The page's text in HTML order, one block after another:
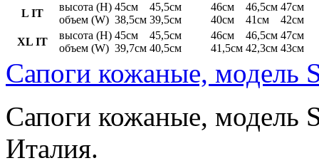
L IT
высота (H)
объем (W)
45см
38,5см
45,5см
39,5см
46см
40см
46,5см
41см
47см
42см
XL IT
высота (H)
объем (W)
45см
39,7см
45,5см
40,5см
46см
41,5см
46,5см
42,3см
47см
43см
Сапоги кожаные, модель
Сапоги кожаные, модель
Италия.